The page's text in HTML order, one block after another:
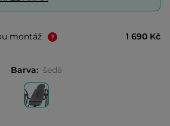
montáž 1 690 Kč
Barva: šedá